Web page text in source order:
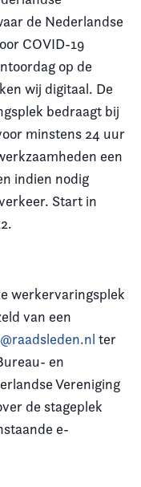
de Nederlandse
COVID-19
op de
wij digitaal. De
bedraagt bij
minstens 24 uur
een
indien nodig
Start in
werkervaringsplek
van een
ter
en
Vereniging
de stageplek
e-